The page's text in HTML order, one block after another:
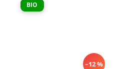
BIO
–12 %